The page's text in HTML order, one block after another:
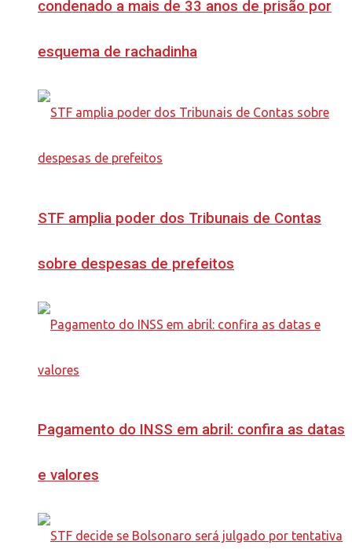
condenado a mais de 33 anos de prisão por
esquema de rachadinha
STF amplia poder dos Tribunais de Contas
sobre despesas de prefeitos
Pagamento do INSS em abril: confira as datas
e valores